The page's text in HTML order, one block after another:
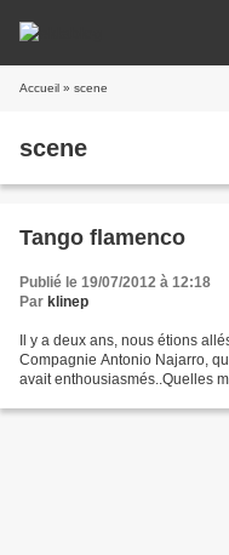
Accueil » scene
scene
Tango flamenco
Publié le 19/07/2012 à 12:18
Par klinep
Il y a deux ans, nous étions
Compagnie Antonio Najarro,
avait enthousiasmés..Quelles